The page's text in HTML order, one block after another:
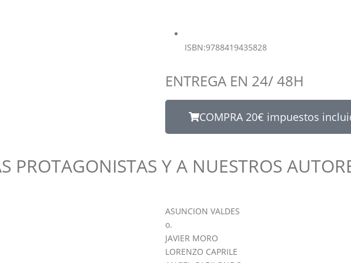
ISBN:9788419435828
ENTREGA EN 24/ 48H
COMPRA 20€ impuestos
PROTAGONISTAS Y A NUESTROS
ASUNCION VALDES
o.
JAVIER MORO
LORENZO CAPRILE